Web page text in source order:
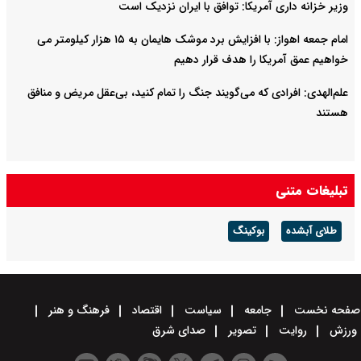
وزیر خزانه داری آمریکا: توافق با ایران نزدیک است
امام‌ جمعه اهواز: با افزایش برد موشک هایمان به ۱۵ هزار کیلومتر می
خواهیم عمق آمریکا را هدف قرار دهیم
علم‌الهدی: افرادی که می‌گویند جنگ را تمام کنید، بی‌عقل مریض و منافق
هستند
تبلیغات متنی
طلای آبشده بوکینگ
صفحه نخست جامعه سیاست اقتصاد
فرهنگ و هنر
ورزش
روایت تصویر صدای شرق